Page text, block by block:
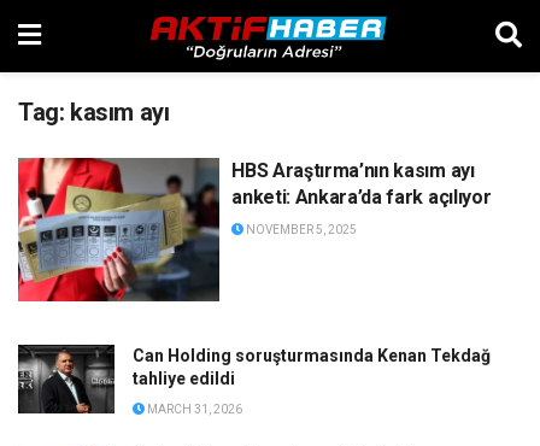
Tag: kasım ayı
HBS Araştırma’nın kasım ayı
anketi: Ankara’da fark açılıyor
NOVEMBER 5, 2025
Can Holding soruşturmasında Kenan Tekdağ
tahliye edildi
MARCH 31, 2026